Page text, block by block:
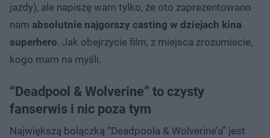
jazdy), ale napiszę wam tylko, że oto zaprezentowano
nam absolutnie najgorszy casting w dziejach kina
superhero. Jak obejrzycie film, z miejsca zrozumiecie,
kogo mam na myśli.
“Deadpool & Wolverine” to czysty
fanserwis i nic poza tym
Największą bolączką “Deadpoola & Wolverine’a” jest